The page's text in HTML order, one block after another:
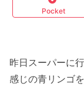
Pocket
昨日スーパーに
感じの青リンゴ